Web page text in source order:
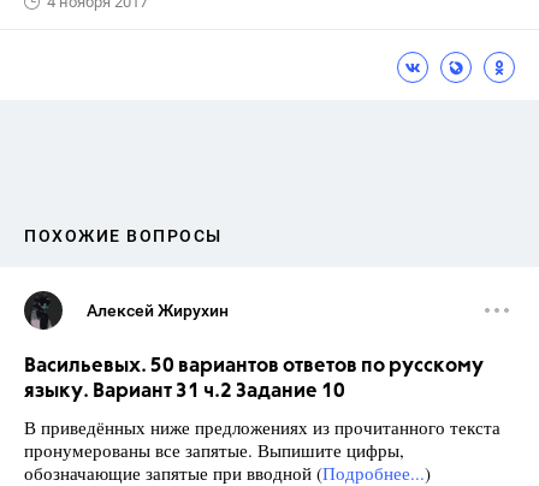
ПОХОЖИЕ ВОПРОСЫ
Алексей Жирухин
Васильевых. 50 вариантов ответов по русскому
языку. Вариант 31 ч.2 Задание 10
В приведённых ниже предложениях из прочитанного текста
пронумерованы все запятые. Выпишите цифры,
обозначающие запятые при вводной (Подробнее...)